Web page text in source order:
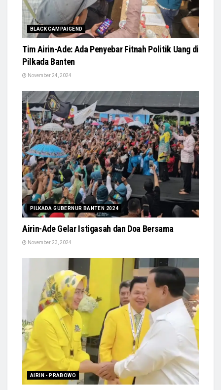
BLACK CAMPAIGEND
Tim Airin-Ade: Ada Penyebar Fitnah Politik Uang di
Pilkada Banten
November 24, 2024
PILKADA GUBERNUR BANTEN 2024
Airin-Ade Gelar Istigasah dan Doa Bersama
November 23, 2024
AIRIN - PRABOWO